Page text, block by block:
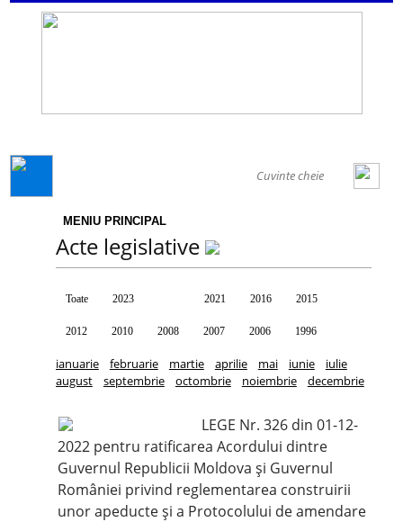
MENIU PRINCIPAL
Acte legislative
Toate 2023 2021 2016 2015
2012 2010 2008 2007 2006 1996
ianuarie februarie martie aprilie mai iunie
iulie
august
septembrie octombrie noiembrie decembrie
LEGE Nr. 326 din 01-12-
2022 pentru ratificarea Acordului dintre
Guvernul Republicii Moldova și Guvernul
României privind reglementarea construirii
unor apeducte și a Protocolului de amendare